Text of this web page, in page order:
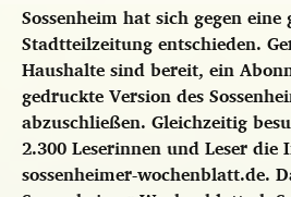
Sossenheim hat sich gegen
Stadtteilzeitung entschieden.
Haushalte sind bereit, ein
gedruckte Version des
abzuschließen. Gleichzeitig
2.300 Leserinnen und Leser die
sossenheimer-wochenblatt.de.